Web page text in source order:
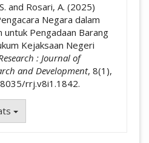
and Rosari, A. (2025)
Negara dalam
untuk Pengadaan Barang
Kejaksaan Negeri
: Journal of
and Development, 8(1),
rrj.v8i1.1842.